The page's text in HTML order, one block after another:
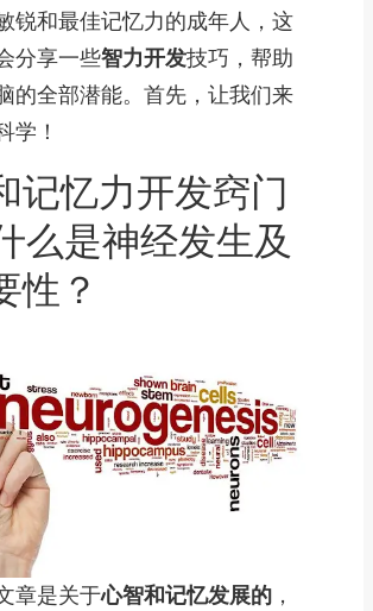
锐和最佳记忆力的成年人，这
分享一些智力开发技巧，帮助
的全部潜能。首先，让我们来
学！
记忆力开发窍门
么是神经发生及
性？
章是关于心智和记忆发展的 ，